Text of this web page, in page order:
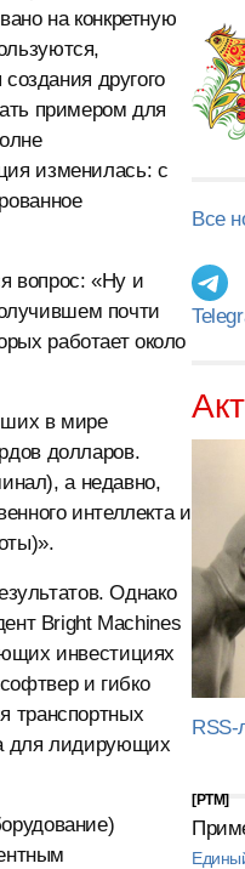
на конкретную
другого
примером для
изменилась: с
вопрос: «Ну и
почти
работает около
в мире
долларов.
а недавно,
интеллекта и
Однако
Bright Machines
инвестициях
и гибко
транспортных
для лидирующих
Все
RSS-
[PTM]